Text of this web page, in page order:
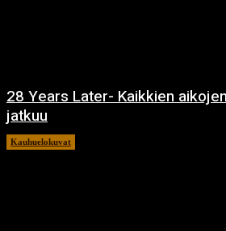
28 Years Later- Kaikkien
jatkuu
Kauhuelokuvat